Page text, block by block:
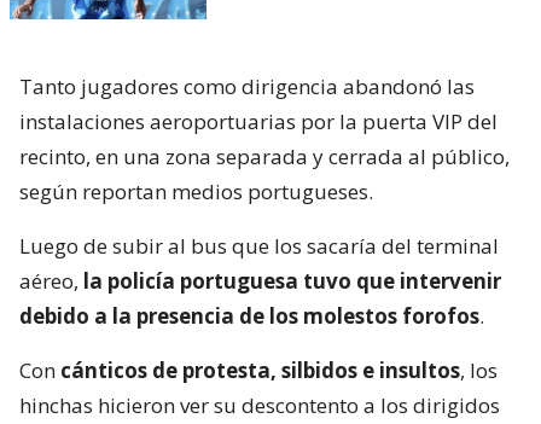
Tanto jugadores como dirigencia abandonó las
instalaciones aeroportuarias por la puerta VIP del
recinto, en una zona separada y cerrada al público,
según reportan medios portugueses.
Luego de subir al bus que los sacaría del terminal
aéreo, la policía portuguesa tuvo que intervenir
debido a la presencia de los molestos forofos.
Con cánticos de protesta, silbidos e insultos, los
hinchas hicieron ver su descontento a los dirigidos